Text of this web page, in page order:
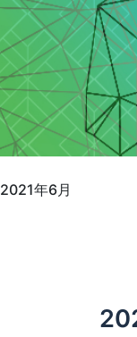
2021年6月